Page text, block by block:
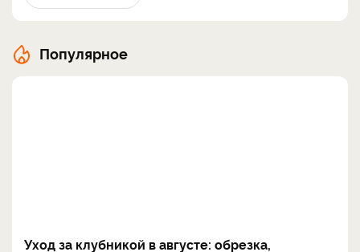
Популярное
Уход за клубникой в августе: обрезка,